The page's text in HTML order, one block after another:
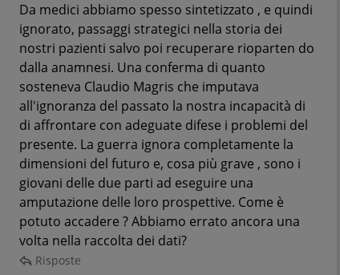
Da medici abbiamo spesso sintetizzato , e quindi
ignorato, passaggi strategici nella storia dei
nostri pazienti salvo poi recuperare rioparten do
dalla anamnesi. Una conferma di quanto
sosteneva Claudio Magris che imputava
all'ignoranza del passato la nostra incapacità di
di affrontare con adeguate difese i problemi del
presente. La guerra ignora completamente la
dimensioni del futuro e, cosa più grave , sono i
giovani delle due parti ad eseguire una
amputazione delle loro prospettive. Come è
potuto accadere ? Abbiamo errato ancora una
volta nella raccolta dei dati?
Risposte